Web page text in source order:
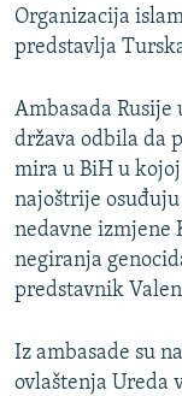
Organizacija
predstavlja
Ambasada Rusije
država odbila da
mira u BiH u
najoštrije
nedavne izmjene
negiranja
predstavnik
Iz ambasade su
ovlaštenja Ureda